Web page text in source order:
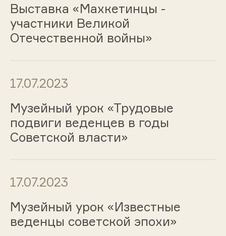
Выставка «Махкетинцы -
участники Великой
Отечественной войны»
17.07.2023
Музейный урок «Трудовые
подвиги веденцев в годы
Советской власти»
17.07.2023
Музейный урок «Известные
веденцы советской эпохи»